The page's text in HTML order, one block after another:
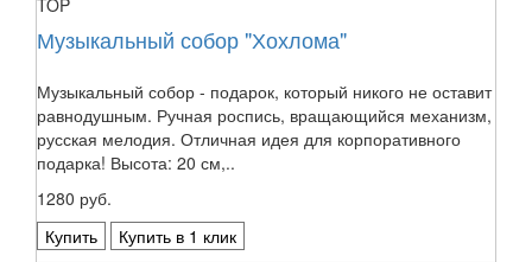
TOP
Музыкальный собор "Хохлома"
Музыкальный собор - подарок, который никого не оставит
равнодушным. Ручная роспись, вращающийся механизм,
русская мелодия. Отличная идея для корпоративного
подарка! Высота: 20 см,..
1280 руб.
Купить
Купить в 1 клик